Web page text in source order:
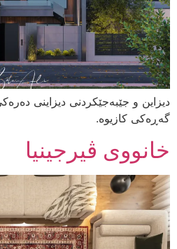
دیزاین و جێبەجێکردنی دیزاینی
گەڕەکی کازیوە.
خانووی ڤیرجینیا